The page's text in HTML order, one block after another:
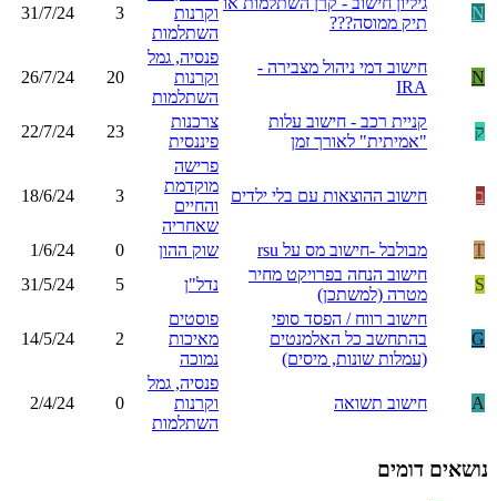
N
תיק ממוסה???
וקרנות
השתלמות
3
31/7/24
N
חישוב דמי ניהול מצבירה -
IRA
פנסיה, גמל
וקרנות
השתלמות
20
26/7/24
ק
קניית רכב - חישוב עלות
"אמיתית" לאורך זמן
צרכנות
פיננסית
23
22/7/24
ב חישוב ההוצאות עם בלי ילדים
פרישה
מוקדמת
והחיים
שאחריה
3
18/6/24
T מבולבל -חישוב מס על rsu שוק ההון 0
1/6/24
S
חישוב הנחה בפרויקט מחיר
מטרה (למשתכן)
נדל"ן 5
31/5/24
G
חישוב רווח / הפסד סופי
בהתחשב כל האלמנטים
(עמלות שונות, מיסים)
פוסטים
מאיכות
נמוכה
2
14/5/24
A חישוב תשואה
פנסיה, גמל
וקרנות
השתלמות
0
2/4/24
נושאים דומים